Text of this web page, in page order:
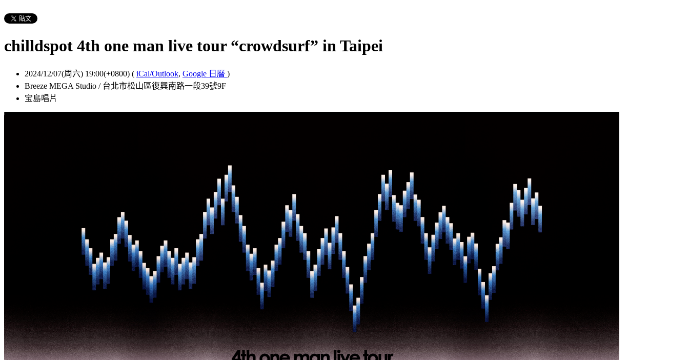
chilldspot 4th one man live tour “crowdsurf” in Taipei
2024/12/07(周六) 19:00(+0800) ( iCal/Outlook, Google 日曆 )
Breeze MEGA Studio / 台北市松山區復興南路一段39號9F
宝島唱片